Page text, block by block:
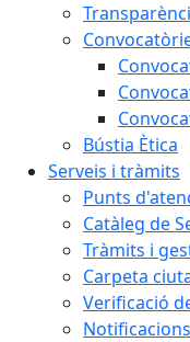
Bústia Ètica
Serveis i tràmits
Punts
Catàleg de
Tràmits i
Carpeta
Verificació